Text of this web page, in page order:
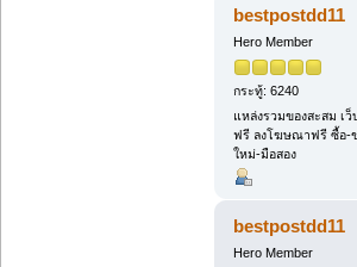
bestpostdd11
Hero Member
กระทู้: 6240
แหล่งรวมของสะสม เ
ฟรี ลงโฆษณาฟรี ซื้อ-
ใหม่-มือสอง
bestpostdd11
Hero Member